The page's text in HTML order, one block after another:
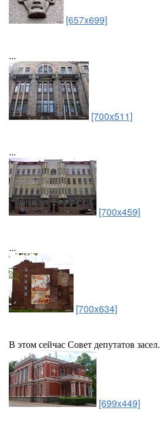
[657x699]
...
[700x511]
...
[700x459]
...
[700x634]
В этом сейчас Совет депутатов засел.
[699x449]